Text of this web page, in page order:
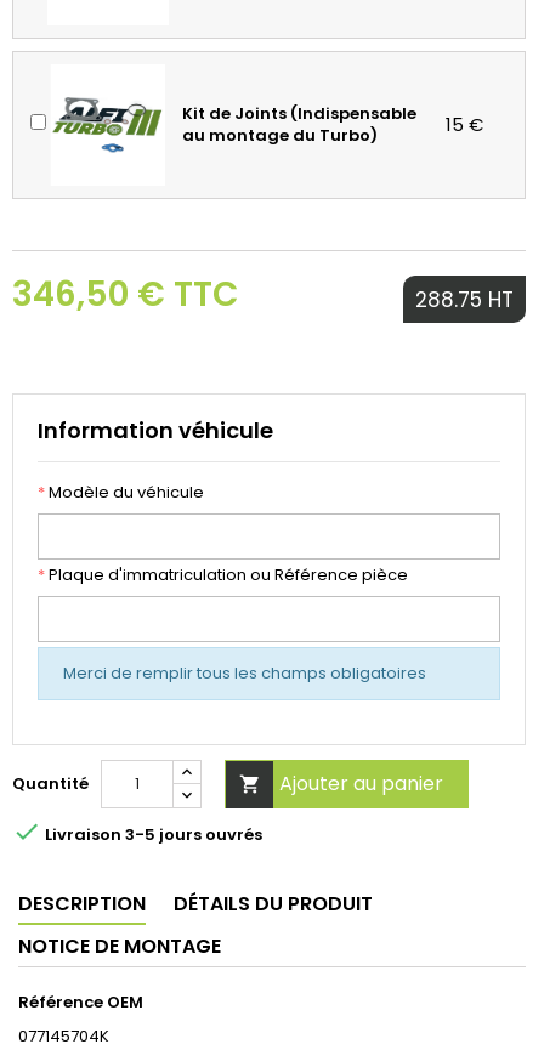
Kit de Joints (Indispensable
au montage du Turbo)
15 €
346,50 € TTC 288.75 HT
Information véhicule
*Modèle du véhicule
*Plaque d'immatriculation ou Référence pièce
Merci de remplir tous les champs obligatoires
Quantité  Ajouter au panier
 Livraison 3-5 jours ouvrés
DESCRIPTION
DÉTAILS DU PRODUIT
NOTICE DE MONTAGE
Référence OEM
077145704K